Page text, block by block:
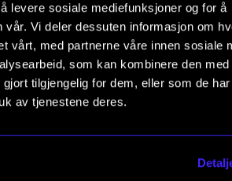
levere sosiale mediefunksjoner og for å
vår. Vi deler dessuten informasjon om
vårt, med partnerne våre innen sosiale
som kan kombinere den med
tilgjengelig for dem, eller som de
av tjenestene deres.
av virkelighet og kunst
– en slags
mer kontakten med venner og